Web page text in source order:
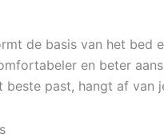
de basis van het bed
en beter
beste past, hangt af van